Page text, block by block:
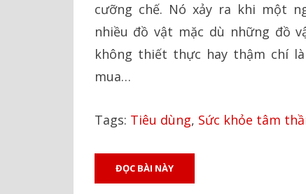
cưỡng chế. Nó xảy ra khi một
nhiều đồ vật mặc dù những đồ
không thiết thực hay thậm chí
mua…
Tags: Tiêu dùng, Sức khỏe tâm
ĐỌC BÀI NÀY